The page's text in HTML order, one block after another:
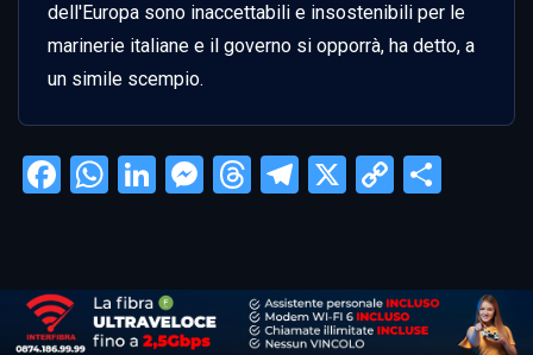
dell'Europa sono inaccettabili e insostenibili per le
marinerie italiane e il governo si opporrà, ha detto, a
un simile scempio.
Facebook
WhatsApp
LinkedIn
Messenger
Threads
Telegram
X
Copy